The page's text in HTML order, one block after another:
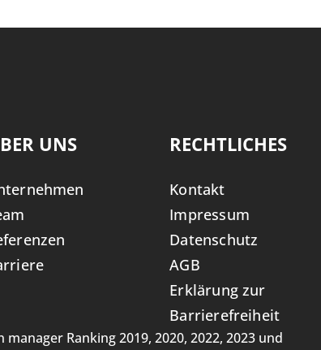
UNS RECHTLICHES
Kontakt
Impressum
Datenschutz
AGB
Erklärung zur
Barrierefreiheit
Ranking 2019, 2020, 2022, 2023 und